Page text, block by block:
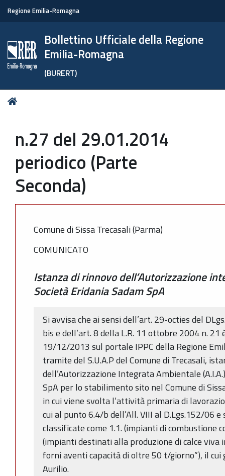
Regione Emilia-Romagna
Bollettino Ufficiale della Regione
Emilia-Romagna
(BURERT)
Tu
n.27 del 29.01.2014
periodico (Parte
Seconda)
Comune di Sissa Trecasali (Parma)
COMUNICATO
Istanza di rinnovo dell’Autorizzazione
Società Eridania Sadam SpA
Si avvisa che ai sensi dell’art. 29-octies del
bis e dell’art. 8 della L.R. 11 ottobre 2004 n.
19/12/2013 sul portale IPPC della Regione
tramite del S.U.A.P del Comune di Trecasali,
dell’Autorizzazione Integrata Ambientale
SpA per lo stabilimento sito nel Comune di
in cui viene svolta l’attività primaria di
cui al punto 6.4/b dell’All. VIII al D.Lgs.152/06
classificate come 1.1. (impianti di combustione
(impianti destinati alla produzione di calce
forni aventi capacità di oltre 50 t/giorno”), il cui
Aurilio.